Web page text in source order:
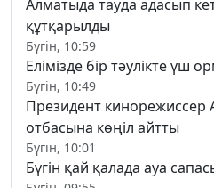
Алматыда тауда адасып
құтқарылды
Бүгін, 10:59
Елімізде бір тәулікте үш
Бүгін, 10:49
Президент кинорежиссер
отбасына көңіл айтты
Бүгін, 10:01
Бүгін қай қалада ауа